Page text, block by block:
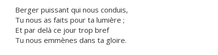
Berger puissant qui nous conduis,
Tu nous as faits pour ta lumière ;
Et par delà ce jour trop bref
Tu nous emmènes dans ta gloire.